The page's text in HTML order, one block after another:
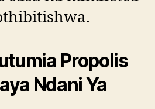
Propolis
Ndani Ya